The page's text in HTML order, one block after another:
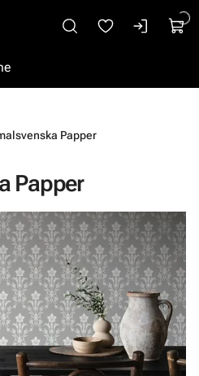
Papper
Papper